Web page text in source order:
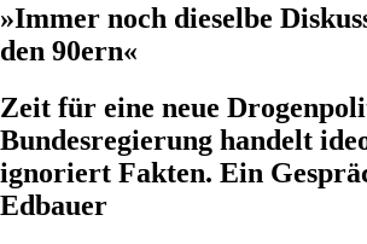
»Immer noch dieselbe
den 90ern«
Zeit für eine neue
Bundesregierung handelt
ignoriert Fakten. Ein
Edbauer